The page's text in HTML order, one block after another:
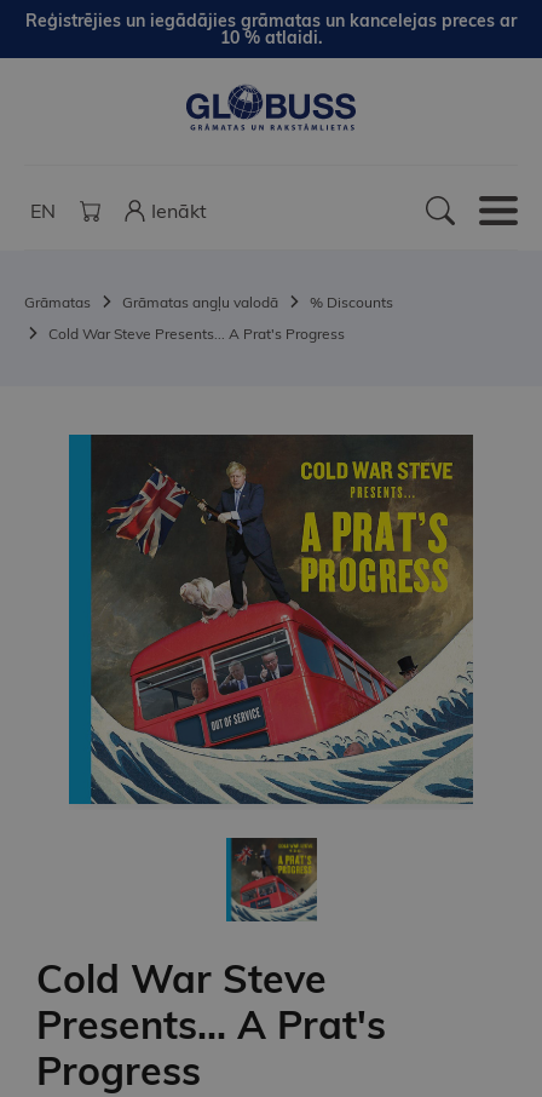
Reģistrējies un iegādājies grāmatas un kancelejas preces ar
10 % atlaidi.
EN Ienākt
Grāmatas Grāmatas angļu valodā
% Discounts
Cold War Steve Presents... A Prat's Progress
Cold War Steve
Presents... A Prat's
Progress